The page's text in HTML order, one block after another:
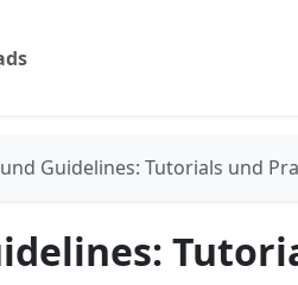
Guidelines: Tutorials und